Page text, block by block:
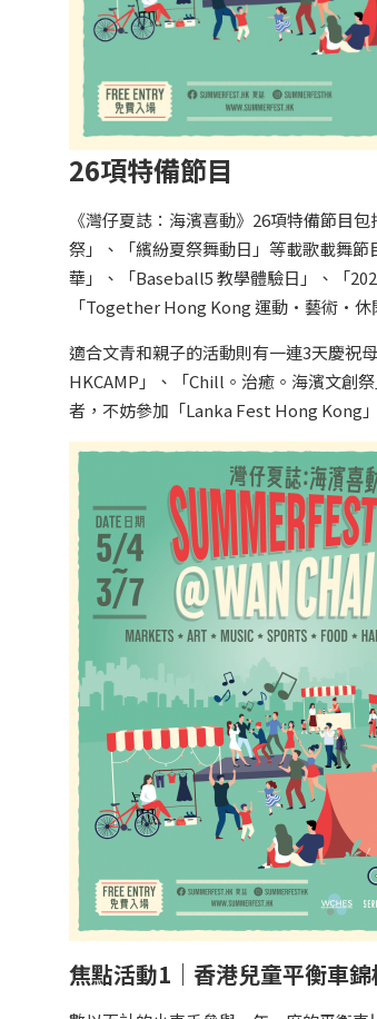
26項特備節目
《灣仔夏誌：海濱喜動》26項特備節目
祭」、「繽紛夏祭舞動日」等載歌載舞
華」、「Baseball5 教學體驗日」、「
「Together Hong Kong 運動·藝術·休
適合文青和親子的活動則有一連3天慶祝
HKCAMP」、「Chill。治癒。海濱文創
者，不妨參加「Lanka Fest Hong Kong
焦點活動1｜香港兒童平衡車